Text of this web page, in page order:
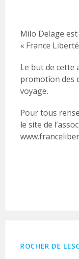
Milo Delage
« France
Le but de cette
promotion des
voyage.
Pour tous
le site de
ROCHER DE